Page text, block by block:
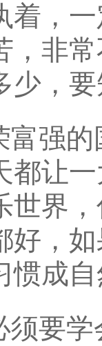
着，
，非
少，
富强
都让
世界
好，
惯成
须要